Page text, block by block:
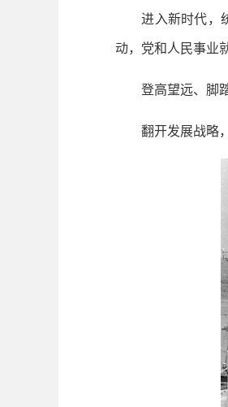
进入新时代，统
动，党和人民事业
登高望远、脚踏
翻开发展战略，